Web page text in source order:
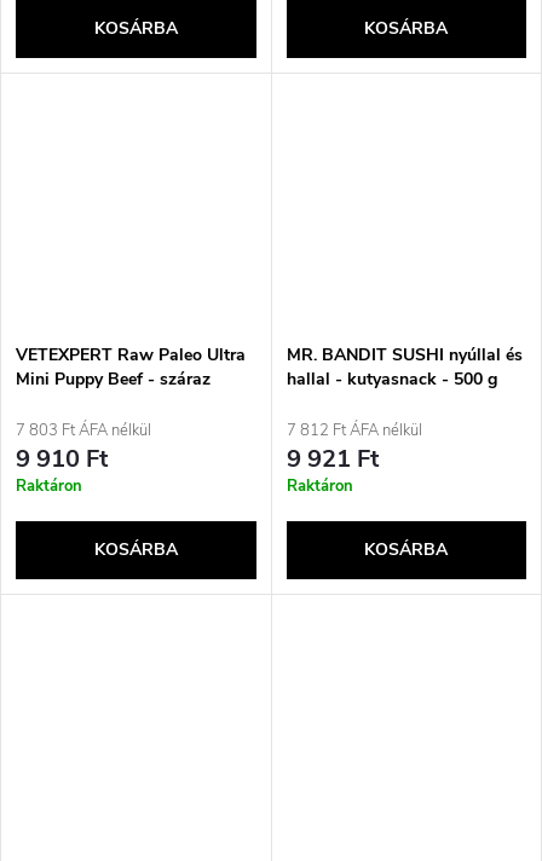
KOSÁRBA KOSÁRBA
VETEXPERT Raw Paleo Ultra
Mini Puppy Beef - száraz
kölyökkutyáknak - 750 g
7 803 Ft ÁFA nélkül
9 910 Ft
Raktáron
KOSÁRBA
MR. BANDIT SUSHI nyúllal és
hallal - kutyasnack - 500 g
7 812 Ft ÁFA nélkül
9 921 Ft
Raktáron
KOSÁRBA